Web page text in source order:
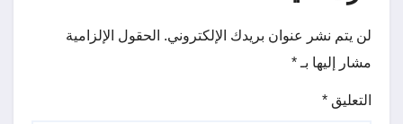
لن يتم نشر عنوان بريدك الإلكتروني. الحقول الإلزامية
مشار إليها بـ *
التعليق *